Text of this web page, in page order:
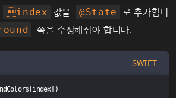
index 값을 @State 로 추가합니
쪽을 수정해줘야 합니다.
SWIFT